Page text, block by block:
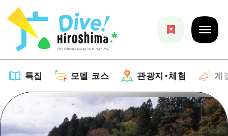
특집 모델 코스 관광지・체험 계
특집